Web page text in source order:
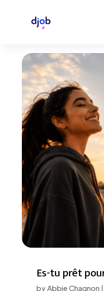
Es-tu prêt
byAbbie Chagnon |